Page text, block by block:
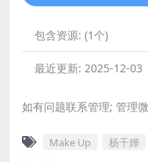
包含资源: (1个)
最近更新: 2025-12-03
如有问题联系管理; 管理
Make Up 杨千嬅